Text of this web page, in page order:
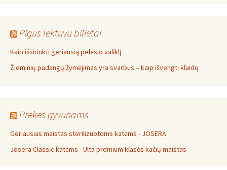
Pigus lektuvu bilietai
Kaip išsirinkti geriausią pelėsio valiklį
Žieminių padangų žymėjimas yra svarbus – kaip išvengti klaidų
Prekes gyvunams
Geriausias maistas sterilizuotoms katėms - JOSERA
Josera Classic katėms - Ulta premium klasės kačių maistas